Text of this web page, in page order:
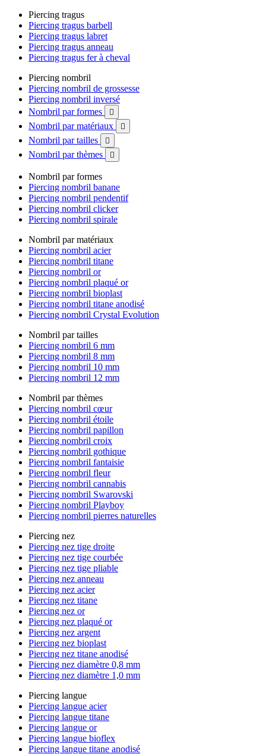
Piercing tragus
Piercing tragus barbell
Piercing tragus labret
Piercing tragus anneau
Piercing tragus fer à cheval
Piercing nombril
Piercing nombril de grossesse
Piercing nombril inversé
Nombril par formes

Nombril par matériaux 
Nombril par tailles 
Nombril par thèmes 
Nombril par formes
Piercing nombril banane
Piercing nombril pendentif
Piercing nombril clicker
Piercing nombril spirale
Nombril par matériaux
Piercing nombril acier
Piercing nombril titane
Piercing nombril or
Piercing nombril plaqué or
Piercing nombril bioplast
Piercing nombril titane anodisé
Piercing nombril Crystal Evolution
Nombril par tailles
Piercing nombril 6 mm
Piercing nombril 8 mm
Piercing nombril 10 mm
Piercing nombril 12 mm
Nombril par thèmes
Piercing nombril cœur
Piercing nombril étoile
Piercing nombril papillon
Piercing nombril croix
Piercing nombril gothique
Piercing nombril fantaisie
Piercing nombril fleur
Piercing nombril cannabis
Piercing nombril Swarovski
Piercing nombril Playboy
Piercing nombril pierres naturelles
Piercing nez
Piercing nez tige droite
Piercing nez tige courbée
Piercing nez tige pliable
Piercing nez anneau
Piercing nez acier
Piercing nez titane
Piercing nez or
Piercing nez plaqué or
Piercing nez argent
Piercing nez bioplast
Piercing nez titane anodisé
Piercing nez diamètre 0,8 mm
Piercing nez diamètre 1,0 mm
Piercing langue
Piercing langue acier
Piercing langue titane
Piercing langue or
Piercing langue bioflex
Piercing langue titane anodisé